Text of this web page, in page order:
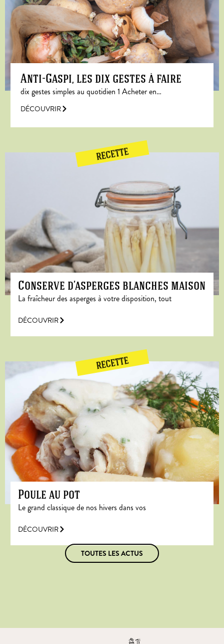
Anti-Gaspi, les dix gestes à faire
dix gestes simples au quotidien 1 Acheter en…
DÉCOUVRIR
RECETTE
Conserve d’asperges blanches maison
La fraîcheur des asperges à votre disposition, tout
DÉCOUVRIR
RECETTE
Poule au pot
Le grand classique de nos hivers dans vos
DÉCOUVRIR
TOUTES LES ACTUS